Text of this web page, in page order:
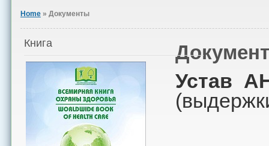
Home» Документы
Устав
Книга